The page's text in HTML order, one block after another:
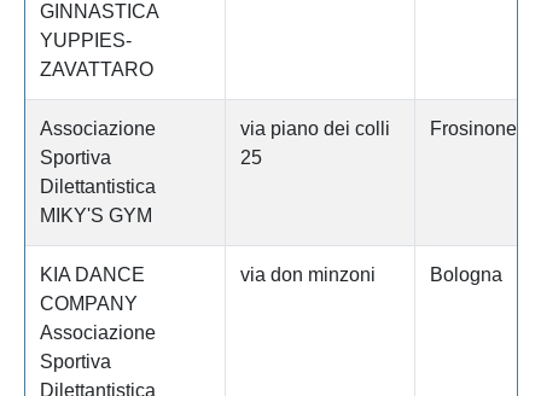
GINNASTICA
YUPPIES-
ZAVATTARO
Associazione
Sportiva
Dilettantistica
MIKY'S GYM
via piano dei colli
25
Frosinone
KIA DANCE
COMPANY
Associazione
Sportiva
Dilettantistica
via don minzoni Bologna